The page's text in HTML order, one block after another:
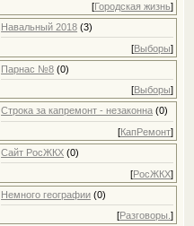
2012 Январь
2012 Февраль
2012 Апрель
2012 Май
2012 Июнь
2012 Июль
2012 Август
2012 Сентябрь
2012 Ноябрь
2012 Декабрь
2013 Февраль
2013 Март
[Городская жизнь]
Навальный 2018 (3)
[Выборы]
Парнас №8 (0)
[Выборы]
Строка за капремонт - незаконна (0)
[КапРемонт]
Сайт РосЖКХ (0)
[РосЖКХ]
Немного географии (0)
[Разговоры.]